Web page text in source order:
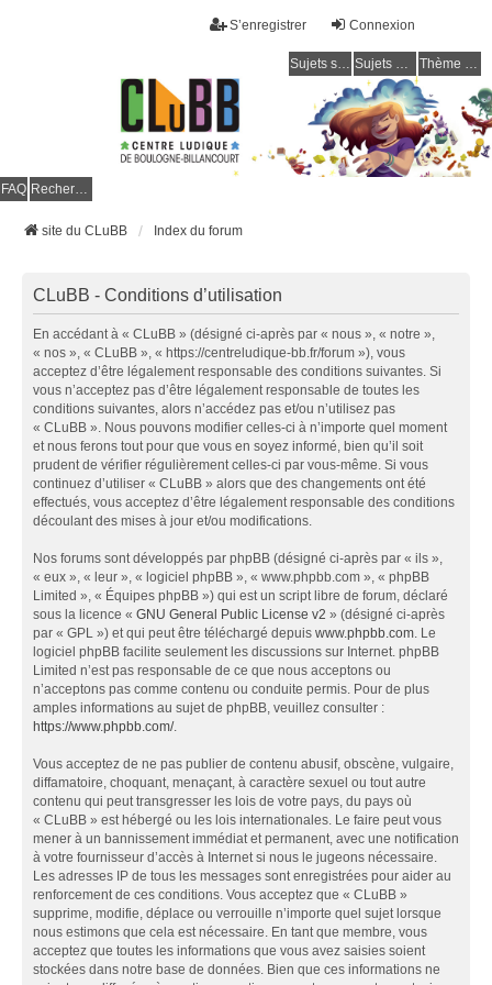
Connexion
S’enregistrer
Sujets sans réponse Sujets actifs Thème clair / foncé
FAQ Rechercher
site du CLuBB Index du forum
CLuBB - Conditions d’utilisation
En accédant à « CLuBB » (désigné ci-après par « nous », « notre »,
« nos », « CLuBB », « https://centreludique-bb.fr/forum »), vous
acceptez d’être légalement responsable des conditions suivantes. Si
vous n’acceptez pas d’être légalement responsable de toutes les
conditions suivantes, alors n’accédez pas et/ou n’utilisez pas
« CLuBB ». Nous pouvons modifier celles-ci à n’importe quel moment
et nous ferons tout pour que vous en soyez informé, bien qu’il soit
prudent de vérifier régulièrement celles-ci par vous-même. Si vous
continuez d’utiliser « CLuBB » alors que des changements ont été
effectués, vous acceptez d’être légalement responsable des conditions
découlant des mises à jour et/ou modifications.
Nos forums sont développés par phpBB (désigné ci-après par « ils »,
« eux », « leur », « logiciel phpBB », « www.phpbb.com », « phpBB
Limited », « Équipes phpBB ») qui est un script libre de forum, déclaré
sous la licence « GNU General Public License v2 » (désigné ci-après
par « GPL ») et qui peut être téléchargé depuis www.phpbb.com. Le
logiciel phpBB facilite seulement les discussions sur Internet. phpBB
Limited n’est pas responsable de ce que nous acceptons ou
n’acceptons pas comme contenu ou conduite permis. Pour de plus
amples informations au sujet de phpBB, veuillez consulter :
https://www.phpbb.com/.
Vous acceptez de ne pas publier de contenu abusif, obscène, vulgaire,
diffamatoire, choquant, menaçant, à caractère sexuel ou tout autre
contenu qui peut transgresser les lois de votre pays, du pays où
« CLuBB » est hébergé ou les lois internationales. Le faire peut vous
mener à un bannissement immédiat et permanent, avec une notification
à votre fournisseur d’accès à Internet si nous le jugeons nécessaire.
Les adresses IP de tous les messages sont enregistrées pour aider au
renforcement de ces conditions. Vous acceptez que « CLuBB »
supprime, modifie, déplace ou verrouille n’importe quel sujet lorsque
nous estimons que cela est nécessaire. En tant que membre, vous
acceptez que toutes les informations que vous avez saisies soient
stockées dans notre base de données. Bien que ces informations ne